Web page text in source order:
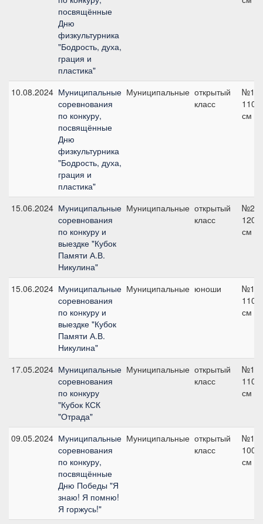
посвящённые
Дню
физкультурника
"Бодрость, духа,
грация и
пластика"
10.08.2024 Муниципальные
соревнования
по конкуру,
посвящённые
Дню
физкультурника
"Бодрость, духа,
грация и
пластика"
Муниципальные открытый
класс
№1,
110
см
15.06.2024 Муниципальные
соревнования
по конкуру и
выездке "Кубок
Памяти А.В.
Никулина"
Муниципальные открытый
класс
№2,
120
см
15.06.2024 Муниципальные
соревнования
по конкуру и
выездке "Кубок
Памяти А.В.
Никулина"
Муниципальные юноши
№1в,
110
см
17.05.2024 Муниципальные
соревнования
по конкуру
"Кубок КСК
"Отрада"
Муниципальные открытый
класс
№11,
110
см
09.05.2024 Муниципальные
соревнования
по конкуру,
посвящённые
Дню Победы "Я
знаю! Я помню!
Я горжусь!"
Муниципальные открытый
класс
№1А,
100
см